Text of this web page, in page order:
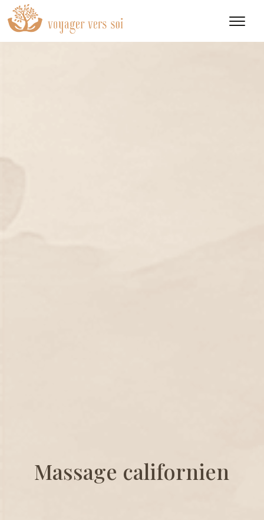
Massage californien